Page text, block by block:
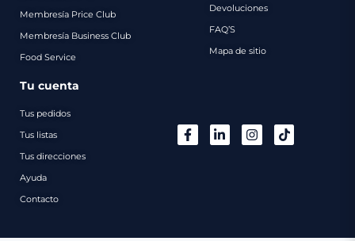
Membresía Price Club
Membresía Business Club
Food Service
Devoluciones
FAQ’S
Mapa de sitio
Tu cuenta
Tus pedidos
Tus listas
Tus direcciones
Ayuda
Contacto